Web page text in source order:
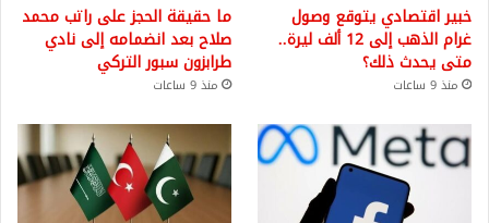
خبير اقتصادي يتوقع وصول
غرام الذهب إلى 12 ألف ليرة..
متى يحدث ذلك؟
منذ 9 ساعات
ما حقيقة الحجز على راتب محمد
صلاح بعد انضمامه إلى نادي
طرابزون سبور التركي
منذ 9 ساعات